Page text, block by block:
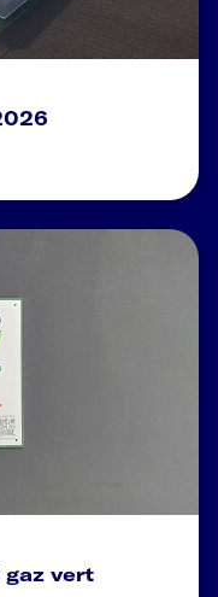
gaz vert